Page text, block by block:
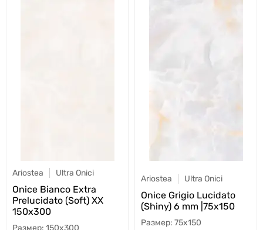
Ariostea Ultra Onici
Onice Bianco Extra
Prelucidato (Soft) XX
150x300
150x300
Ariostea Ultra Onici
Onice Grigio Lucidato
(Shiny) 6 mm |75x150
75x150